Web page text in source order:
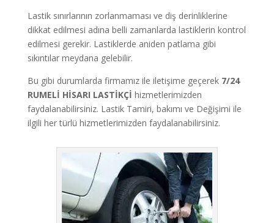
Lastik sınırlarının zorlanmaması ve diş derinliklerine
dikkat edilmesi adına belli zamanlarda lastiklerin kontrol
edilmesi gerekir. Lastiklerde aniden patlama gibi
sıkıntılar meydana gelebilir.
Bu gibi durumlarda firmamız ile iletişime geçerek 7/24
RUMELİ HİSARI LASTİKÇİ hizmetlerimizden
faydalanabilirsiniz. Lastik Tamiri, bakımı ve Değişimi ile
ilgili her türlü hizmetlerimizden faydalanabilirsiniz.